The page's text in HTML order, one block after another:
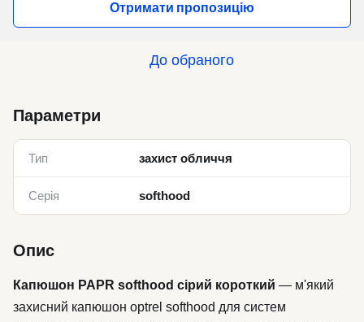
Отримати пропозицію
До обраного
Параметри
Тип захист обличчя
Серія softhood
Опис
Капюшон PAPR softhood сірий короткий — м'який
захисний капюшон optrel softhood для систем